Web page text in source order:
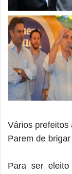
Vários prefeitos
Parem de
Para ser eleito